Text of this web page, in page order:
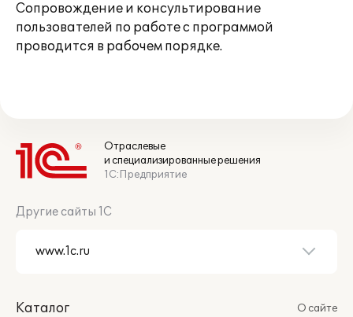
Сопровождение и консультирование
пользователей по работе с программой
проводится в рабочем порядке.
Отраслевые
и специализированные решения
1С:Предприятие
Другие сайты 1С
Каталог
О сайте